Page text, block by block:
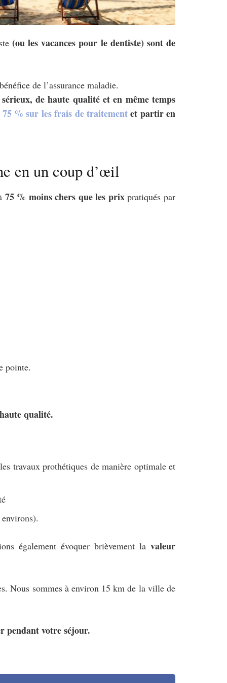
(ou les vacances pour le dentiste) sont de
de l’assurance maladie.
de haute qualité et en même temps
75 % sur les frais de traitementet partir en
en un coup d’œil
75 % moins chers que les prixpratiqués par
pointe.
qualité.
travaux prothétiques de manière optimale et
également évoquer brièvement la valeur
Nous sommes à environ 15 km de la ville de
pendant votre séjour.